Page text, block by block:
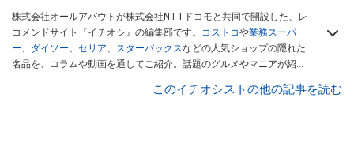
株式会社オールアバウトが株式会社NTTドコモと共同で開設した、レ
コメンドサイト『イチオシ』の編集部です。 コストコや業務スーパ
ー、 ダイソー、 セリア、 スターバックスなどの人気ショップの隠れた
名品を、コラムや動画を通してご紹介。話題のグルメやマニアが紹介
インフルエンサーが実際に使用してレビューしています。毎日トレン
このイチオシストの他の記事を読む